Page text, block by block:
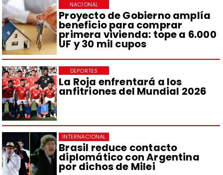
Proyecto de Gobierno amplía
beneficio para comprar
primera vivienda: tope a 6.000
UF y 30 mil cupos
NACIONAL
La Roja enfrentará a los
anfitriones del Mundial 2026
DEPORTES
Brasil reduce contacto
diplomático con Argentina
por dichos de Milei
INTERNACIONAL